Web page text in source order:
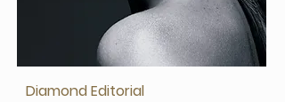
Diamond Editorial